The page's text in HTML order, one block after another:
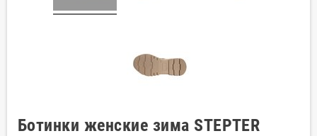
Ботинки женские зима STEPTER